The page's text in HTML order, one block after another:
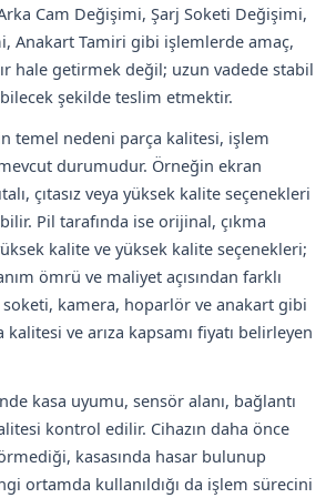
Cam Değişimi, Şarj Soketi Değişimi,
Anakart Tamiri gibi işlemlerde amaç,
hale getirmek değil; uzun vadede stabil
şekilde teslim etmektir.
temel nedeni parça kalitesi, işlem
durumudur. Örneğin ekran
çıtasız veya yüksek kalite seçenekleri
Pil tarafında ise orijinal, çıkma
kalite ve yüksek kalite seçenekleri;
ömrü ve maliyet açısından farklı
kamera, hoparlör ve anakart gibi
ve arıza kapsamı fiyatı belirleyen
kasa uyumu, sensör alanı, bağlantı
kontrol edilir. Cihazın daha önce
kasasında hasar bulunup
ortamda kullanıldığı da işlem sürecini